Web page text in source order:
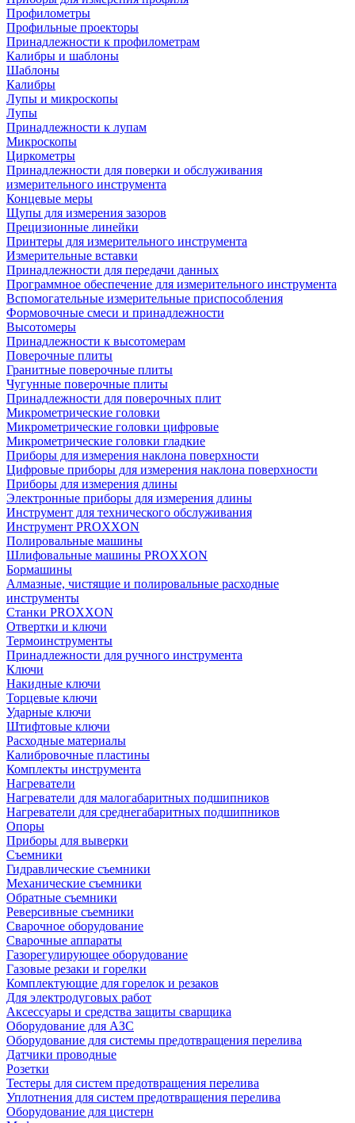
Профилометры
Профильные проекторы
Принадлежности к профилометрам
Калибры и шаблоны
Шаблоны
Калибры
Лупы и микроскопы
Лупы
Принадлежности к лупам
Микроскопы
Циркометры
Принадлежности для поверки и обслуживания
измерительного инструмента
Концевые меры
Щупы для измерения зазоров
Прецизионные линейки
Принтеры для измерительного инструмента
Измерительные вставки
Принадлежности для передачи данных
Программное обеспечение для измерительного инструмента
Вспомогательные измерительные приспособления
Формовочные смеси и принадлежности
Высотомеры
Принадлежности к высотомерам
Поверочные плиты
Гранитные поверочные плиты
Чугунные поверочные плиты
Принадлежности для поверочных плит
Микрометрические головки
Микрометрические головки цифровые
Микрометрические головки гладкие
Приборы для измерения наклона поверхности
Цифровые приборы для измерения наклона поверхности
Приборы для измерения длины
Электронные приборы для измерения длины
Инструмент для технического обслуживания
Инструмент PROXXON
Полировальные машины
Шлифовальные машины PROXXON
Бормашины
Алмазные, чистящие и полировальные расходные
инструменты
Станки PROXXON
Отвертки и ключи
Термоинструменты
Принадлежности для ручного инструмента
Ключи
Накидные ключи
Торцевые ключи
Ударные ключи
Штифтовые ключи
Расходные материалы
Калибровочные пластины
Комплекты инструмента
Нагреватели
Нагреватели для малогабаритных подшипников
Нагреватели для среднегабаритных подшипников
Опоры
Приборы для выверки
Съемники
Гидравлические съемники
Механические съемники
Обратные съемники
Реверсивные съемники
Сварочное оборудование
Сварочные аппараты
Газорегулирующее оборудование
Газовые резаки и горелки
Комплектующие для горелок и резаков
Для электродуговых работ
Аксессуары и средства защиты сварщика
Оборудование для АЗС
Оборудование для системы предотвращения перелива
Датчики проводные
Розетки
Тестеры для систем предотвращения перелива
Уплотнения для систем предотвращения перелива
Оборудование для цистерн